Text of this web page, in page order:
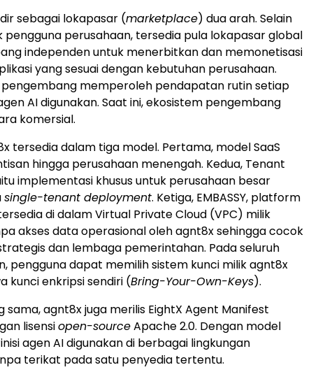
sebagai lokapasar (marketplace) dua arah. Selain
perusahaan, tersedia pula lokapasar global
independen untuk menerbitkan dan memonetisasi
yang sesuai dengan kebutuhan perusahaan.
pengembang memperoleh pendapatan rutin setiap
AI digunakan. Saat ini, ekosistem pengembang
komersial.
tersedia dalam tiga model. Pertama, model SaaS
hingga perusahaan menengah. Kedua, Tenant
implementasi khusus untuk perusahaan besar
single-tenant deployment. Ketiga, EMBASSY, platform
di dalam Virtual Private Cloud (VPC) milik
akses data operasional oleh agnt8x sehingga cocok
dan lembaga pemerintahan. Pada seluruh
pengguna dapat memilih sistem kunci milik agnt8x
kunci enkripsi sendiri (Bring-Your-Own-Keys).
sama, agnt8x juga merilis EightX Agent Manifest
lisensiopen-sourceApache 2.0. Dengan model
agen AI digunakan di berbagai lingkungan
terikat pada satu penyedia tertentu.